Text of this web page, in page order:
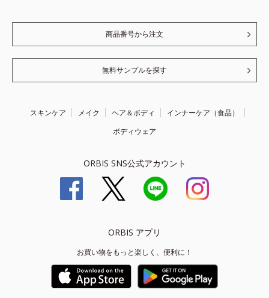
商品番号から注文
無料サンプルを探す
スキンケア メイク ヘア＆ボディ
インナーケア（食品）
ボディウェア
ORBIS SNS公式アカウント
ORBIS アプリ
お買い物をもっと楽しく、便利に！